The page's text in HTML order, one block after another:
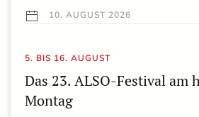
10. AUGUST 2026
5. BIS 16. AUGUST
Das 23. ALSO-Festival am
Montag